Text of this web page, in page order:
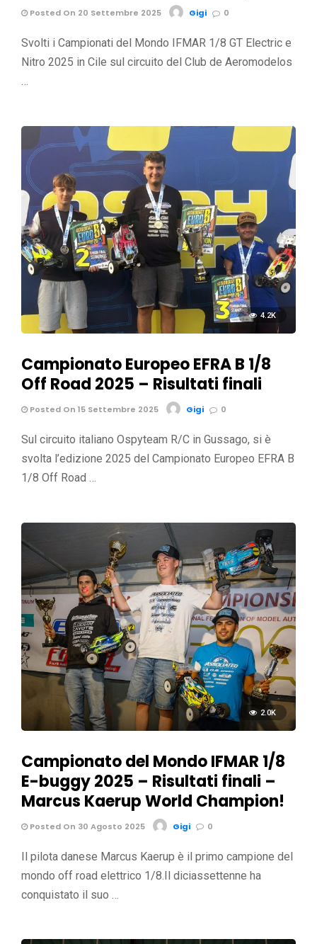
Posted On 20 Settembre 2025 Gigi 0
Svolti i Campionati del Mondo IFMAR 1/8 GT Electric e
Nitro 2025 in Cile sul circuito del Club de Aeromodelos
…
4.2K
Campionato Europeo EFRA B 1/8
Off Road 2025 – Risultati finali
Posted On 15 Settembre 2025 Gigi 0
Sul circuito italiano Ospyteam R/C in Gussago, si è
svolta l’edizione 2025 del Campionato Europeo EFRA B
1/8 Off Road …
2.0K
Campionato del Mondo IFMAR 1/8
E-buggy 2025 – Risultati finali –
Marcus Kaerup World Champion!
Posted On 30 Agosto 2025 Gigi 0
Il pilota danese Marcus Kaerup è il primo campione del
mondo off road elettrico 1/8.Il diciassettenne ha
conquistato il suo …